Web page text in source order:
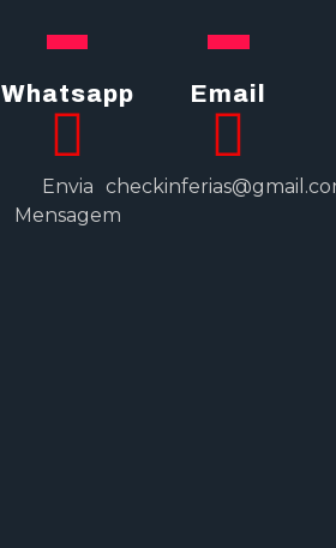
Whatsapp
Envia
Mensagem
Email